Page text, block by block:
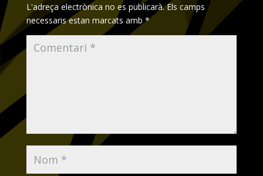
L'adreça electrònica no es publicarà. Els camps
necessaris estan marcats amb*